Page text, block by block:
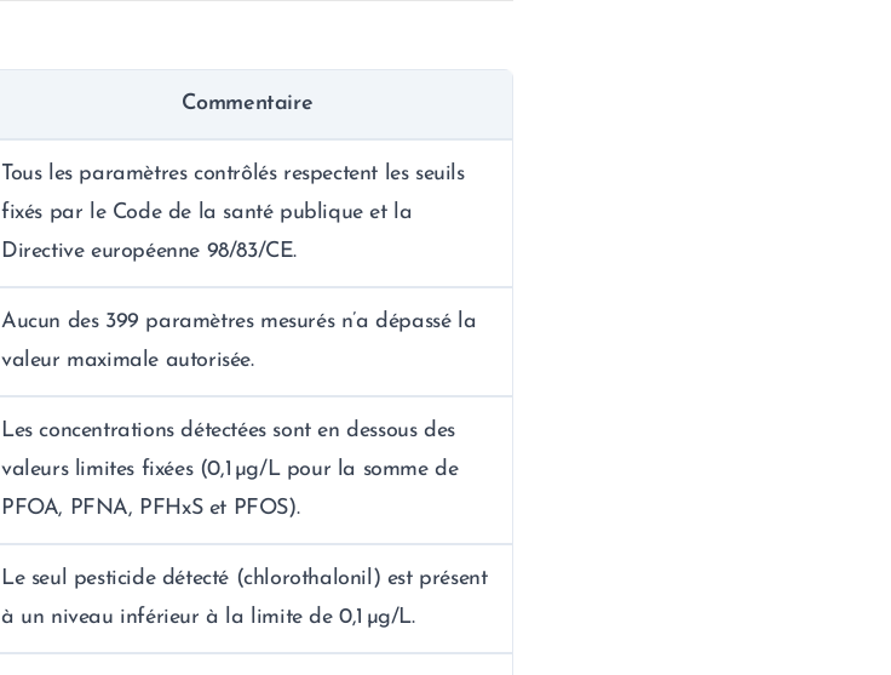
Commentaire
Tous les paramètres contrôlés respectent les seuils
fixés par le Code de la santé publique et la
Directive européenne 98/83/CE.
Aucun des 399 paramètres mesurés n’a dépassé la
valeur maximale autorisée.
Les concentrations détectées sont en dessous des
valeurs limites fixées (0,1 µg/L pour la somme de
PFOA, PFNA, PFHxS et PFOS).
Le seul pesticide détecté (chlorothalonil) est présent
à un niveau inférieur à la limite de 0,1 µg/L.